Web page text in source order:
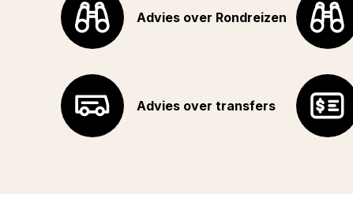
Advies over Rondreizen
Advies over transfers